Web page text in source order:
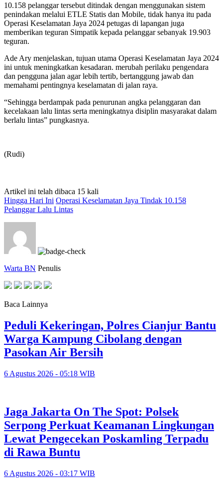
10.158 pelanggar tersebut ditindak dengan menggunakan sistem
penindakan melalui ETLE Statis dan Mobile, tidak hanya itu pada
Operasi Keselamatan Jaya 2024 petugas di lapangan juga
memberikan teguran Simpatik kepada pelanggar sebanyak 19.903
teguran.
Ade Ary menjelaskan, tujuan utama Operasi Keselamatan Jaya 2024
ini untuk meningkatkan kesadaran. merubah perilaku pengendara
dan pengguna jalan agar lebih tertib, bertanggung jawab dan
memahami pentingnya keselamatan di jalan raya.
“Sehingga berdampak pada penurunan angka pelanggaran dan
kecelakaan lalu lintas serta meningkatnya disiplin masyarakat dalam
berlalu lintas” pungkasnya.
(Rudi)
Artikel ini telah dibaca 15 kali
Hingga Hari Ini Operasi Keselamatan Jaya Tindak 10.158
Pelanggar Lalu Lintas
Warta BN Penulis
Baca Lainnya
Peduli Kekeringan, Polres Cianjur Bantu
Warga Kampung Cibolang dengan
Pasokan Air Bersih
6 Agustus 2026 - 05:18 WIB
Jaga Jakarta On The Spot: Polsek
Serpong Perkuat Keamanan Lingkungan
Lewat Pengecekan Poskamling Terpadu
di Rawa Buntu
6 Agustus 2026 - 03:17 WIB